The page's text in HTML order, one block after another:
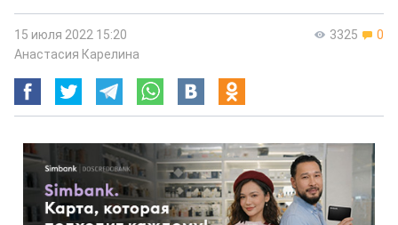
3325 0
15 июля 2022 15:20
Анастасия Карелина